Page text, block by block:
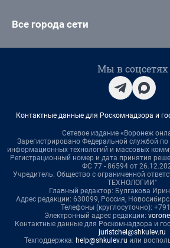
Все города сети
Мы в соцсетях
Контактные данные для Роскомнадзора и
Сетевое издание «Воронеж
Зарегистрировано Федеральной службой по
информационных технологий и массовых
Регистрационный номер и дата принятия
ФС 77 - 86594 от
Учредитель: Общество с ограниченной
ТЕХНОЛОГИИ"
Главный редактор: Булгакова
Адрес редакции: 630099, Россия,
Телефоны (круглосуточно):
Электронный адрес редакции:
Контактные данные для Роскомнадзора и
juristchel@shkulev.ru
Техподдержка: help@shkulev.ru или